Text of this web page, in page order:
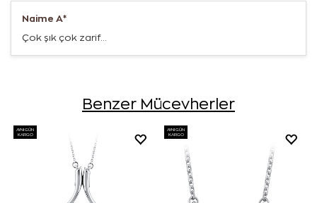
Naime A*
Çok şık çok zarif...
Benzer Mücevherler
AYNI GÜN
KARGO
AYNI GÜN
KARGO